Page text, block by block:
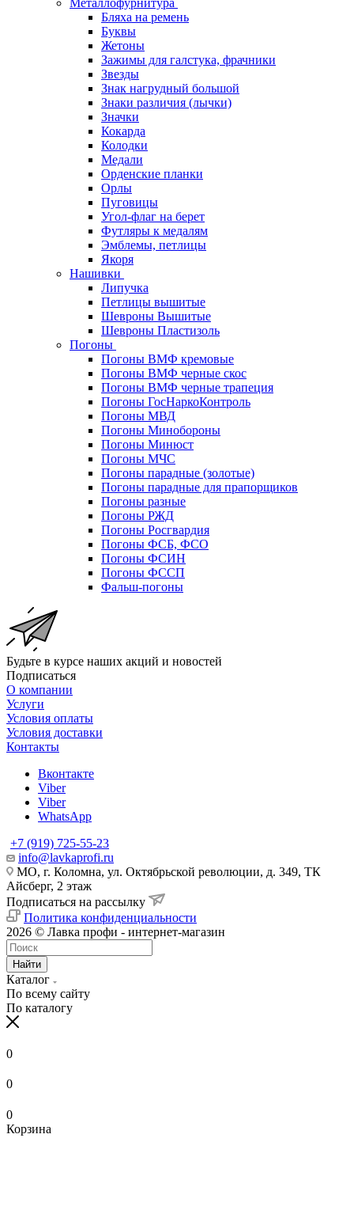
Бляха на ремень
Буквы
Жетоны
Зажимы для галстука, фрачники
Звезды
Знак нагрудный большой
Знаки различия (лычки)
Значки
Кокарда
Колодки
Медали
Орденские планки
Орлы
Пуговицы
Угол-флаг на берет
Футляры к медалям
Эмблемы, петлицы
Якоря
Нашивки
Липучка
Петлицы вышитые
Шевроны Вышитые
Шевроны Пластизоль
Погоны
Погоны ВМФ кремовые
Погоны ВМФ черные скос
Погоны ВМФ черные трапеция
Погоны ГосНаркоКонтроль
Погоны МВД
Погоны Минобороны
Погоны Минюст
Погоны МЧС
Погоны парадные (золотые)
Погоны парадные для прапорщиков
Погоны разные
Погоны РЖД
Погоны Росгвардия
Погоны ФСБ, ФСО
Погоны ФСИН
Погоны ФССП
Фальш-погоны
Будьте в курсе наших акций и новостей
Подписаться
О компании
Услуги
Условия оплаты
Условия доставки
Контакты
Вконтакте
Viber
Viber
WhatsApp
+7 (919) 725-55-23
info@lavkaprofi.ru
МО, г. Коломна, ул. Октябрьской революции, д. 349, ТК
Айсберг, 2 этаж
Подписаться на рассылку
Политика конфиденциальности
2026 © Лавка профи - интернет-магазин
Найти
Каталог
По всему сайту
По каталогу
0
0
0
Корзина